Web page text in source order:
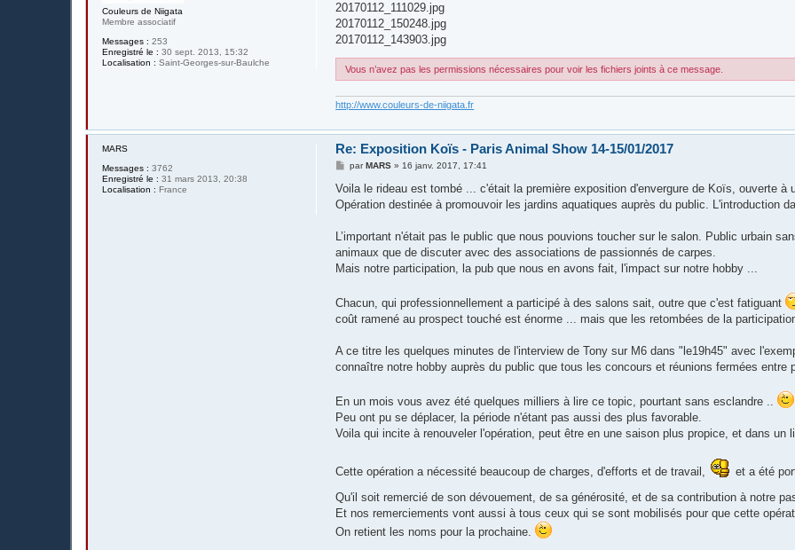
Couleurs de Niigata
Membre associatif
Messages : 253
Enregistré le : 30 sept. 2013, 15:32
Localisation : Saint-Georges-sur-Baulche
20170112_111029.jpg
20170112_150248.jpg
20170112_143903.jpg
Vous n’avez pas les permissions nécessaires pour voir les fichiers joints à ce message.
http://www.couleurs-de-niigata.fr
MARS
Messages : 3762
Enregistré le : 31 mars 2013, 20:38
Localisation : France
Re: Exposition Koïs - Paris Animal Show 14-15/01/2017
M
s
a
parMARS »16 janv. 2017, 17:41
Voila le rideau est tombé ... c'était la première exposition d'envergure de Koïs, ouverte à
Opération destinée à promouvoir les jardins aquatiques auprès du public. L'introduction
L’important n'était pas le public que nous pouvions toucher sur le salon. Public urbain
animaux que de discuter avec des associations de passionnés de carpes.
Mais notre participation, la pub que nous en avons fait, l'impact sur notre hobby ...
Chacun, qui professionnellement a participé à des salons sait, outre que c'est fatiguant
coût ramené au prospect touché est énorme ... mais que les retombées de la
A ce titre les quelques minutes de l'interview de Tony sur M6 dans "le19h45" avec
connaître notre hobby auprès du public que tous les concours et réunions fermées entre
En un mois vous avez été quelques milliers à lire ce topic, pourtant sans esclandre ..
Peu ont pu se déplacer, la période n'étant pas aussi des plus favorable.
Voila qui incite à renouveler l'opération, peut être en une saison plus propice, et dans un
Cette opération a nécessité beaucoup de charges, d'efforts et de travail,
et a été
Qu'il soit remercié de son dévouement, de sa générosité, et de sa contribution à notre
Et nos remerciements vont aussi à tous ceux qui se sont mobilisés pour que cette
On retient les noms pour la prochaine.